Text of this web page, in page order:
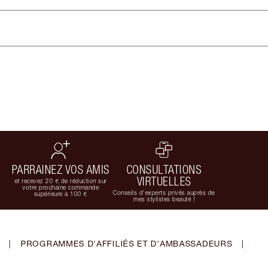
PARRAINEZ VOS AMIS
et recevez 20 € de réduction sur
votre prochaine commande
supérieure à 100 €
CONSULTATIONS
VIRTUELLES
Conseils d'experts privés auprès de
mes stylistes beauté !
| PROGRAMMES D'AFFILIÉS ET D'AMBASSADEURS |